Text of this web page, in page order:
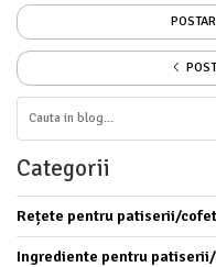
Categorii
Rețete pentru patiserii/
Ingrediente pentru